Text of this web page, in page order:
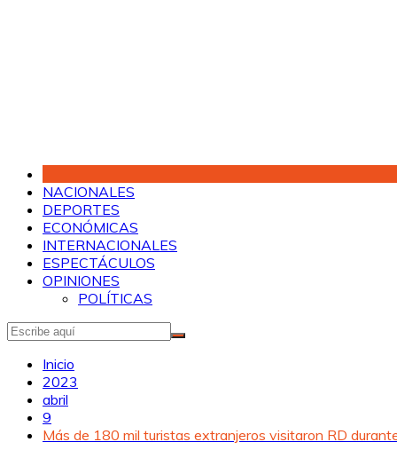
NACIONALES
DEPORTES
ECONÓMICAS
INTERNACIONALES
ESPECTÁCULOS
OPINIONES
POLÍTICAS
Inicio
2023
abril
9
Más de 180 mil turistas extranjeros visitaron RD